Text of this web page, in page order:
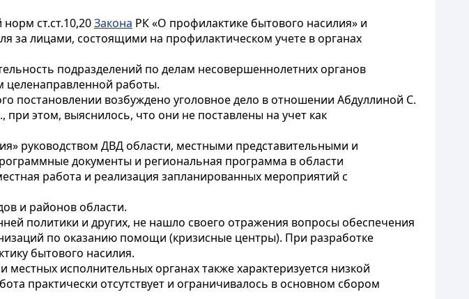
ст.ст.10,20Закона РК «О профилактике бытового насилия» и
за лицами, состоящими на профилактическом учете в органах
подразделений по делам несовершеннолетних органов
целенаправленной работы.
постановлении возбуждено уголовное дело в отношении Абдуллиной С.
при этом, выяснилось, что они не поставлены на учет как
руководством ДВД области, местными представительными и
документы и региональная программа в области
работа и реализация запланированных мероприятий с
и районов области.
политики и других, не нашло своего отражения вопросы обеспечения
по оказанию помощи (кризисные центры). При разработке
бытового насилия.
исполнительных органах также характеризуется низкой
практически отсутствует и ограничивалось в основном сбором